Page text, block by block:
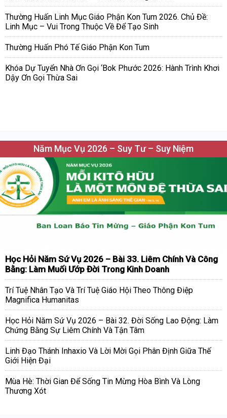
Thường Huấn Linh Mục Giáo Phận Kon Tum 2026. Chủ Đề:
Linh Mục – Vui Trong Thuộc Về Để Tạo Sinh
Thường Huấn Phó Tế Giáo Phận Kon Tum
Khóa Dự Tuyển Nhà Ơn Gọi ‘Bok Phước 2026: Hành Trình Khơi
Dậy Ơn Gọi Thừa Sai
Năm Mục Vụ 2026 – Suy Tư – Suy Niệm
Học Hỏi Năm Sứ Vụ 2026 – Bài 33. Liêm Chính Và Công
Bằng: Làm Muối Ướp Đời Trong Kinh Doanh
Trí Tuệ Nhân Tạo Và Trí Tuệ Giáo Hội Theo Thông Điệp
Magnifica Humanitas
Học Hỏi Năm Sứ Vụ 2026 – Bài 32. Đời Sống Lao Động: Làm
Chứng Bằng Sự Liêm Chính Và Tận Tâm
Linh Đạo Thánh Inhaxio Và Lời Mời Gọi Phân Định Giữa Thế
Giới Hiện Đại
Mùa Hè: Thời Gian Để Sống Tin Mừng Hòa Bình Và Lòng
Thương Xót